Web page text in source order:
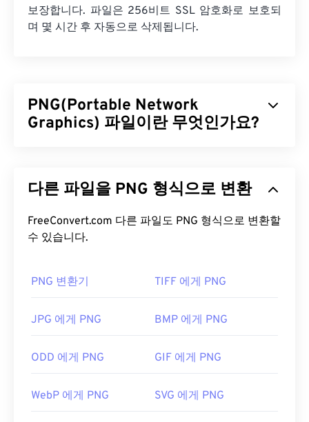
보장합니다. 파일은 256비트 SSL 암호화로 보호되
며 몇 시간 후 자동으로 삭제됩니다.
PNG(Portable Network
Graphics) 파일이란 무엇인가요?
PNG 이미지는RGB또는 RGBA색상을 사용할 수 있
에 사용하기 적합합니다. PNG는 투명도가 더 높은 애
니메이션도 지원합니다(
는개방형 포맷
PNG 파일을 어떻게 여나요?
일반적으로 PNG 파일은 운영 체제의 기본 이미지 뷰
어에서 열립니다. PNG 파일은 모든 웹 브라우저에서
있는 경우PNG-JPG PNG-WebP또는PNG-BMP
다른 파일을 PNG 형식으로 변환
FreeConvert.com 다른 파일도 PNG 형식으로 변환할
수 있습니다.
PNG 변환기 TIFF 에게 PNG
JPG 에게 PNG BMP 에게 PNG
ODD 에게 PNG GIF 에게 PNG
WebP 에게 PNG SVG 에게 PNG